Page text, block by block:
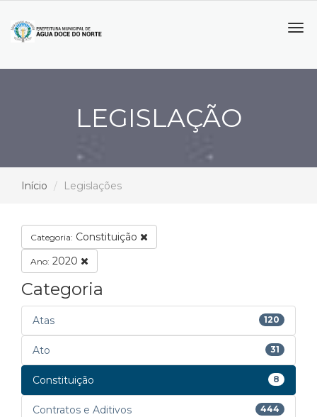
LEGISLAÇÃO
Início Legislações
Categoria: Constituição
Ano: 2020
Categoria
Atas 120
Ato 31
Constituição 8
Contratos e Aditivos 444